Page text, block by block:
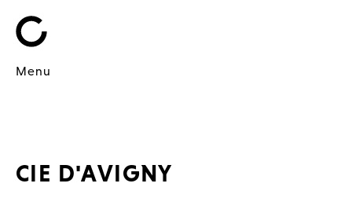
Menu
CIE D'AVIGNY